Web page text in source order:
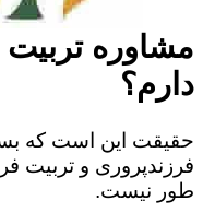
مشاوره تربیت
دارم؟
حقیقت این است که
فرزندپروری و تربیت
طور نیست.